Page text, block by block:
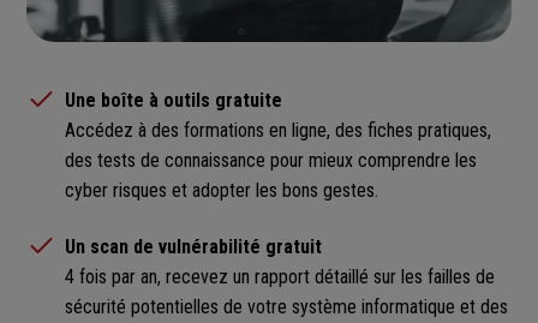
Une boîte à outils gratuite
Accédez à des formations en ligne, des fiches pratiques,
des tests de connaissance pour mieux comprendre les
cyber risques et adopter les bons gestes.
Un scan de vulnérabilité gratuit
4 fois par an, recevez un rapport détaillé sur les failles de
sécurité potentielles de votre système informatique et des